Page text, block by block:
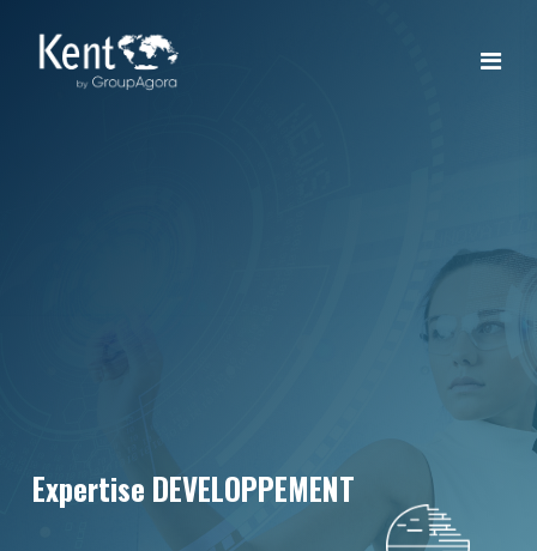
Expertise DEVELOPPEMENT